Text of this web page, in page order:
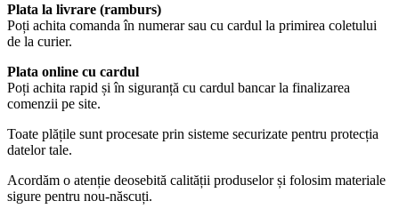
Plata la livrare (ramburs)
Poți achita comanda în numerar sau cu cardul la primirea coletului
de la curier.
Plata online cu cardul
Poți achita rapid și în siguranță cu cardul bancar la finalizarea
comenzii pe site.
Toate plățile sunt procesate prin sisteme securizate pentru protecția
datelor tale.
Acordăm o atenție deosebită calității produselor și folosim materiale
sigure pentru nou-născuți.